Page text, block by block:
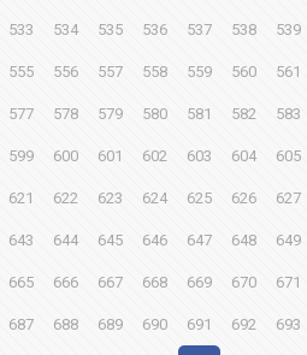
533 534 535 536 537 538 539
555 556 557 558 559 560 561
577 578 579 580 581 582 583
599 600 601 602 603 604 605
621 622 623 624 625 626 627
643 644 645 646 647 648 649
665 666 667 668 669 670 671
687 688 689 690 691 692 693